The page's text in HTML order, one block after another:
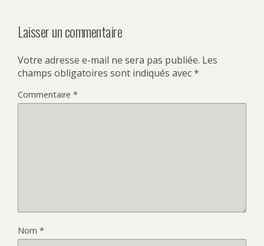
Laisser un commentaire
Votre adresse e-mail ne sera pas publiée. Les
champs obligatoires sont indiqués avec*
Commentaire *
Nom *